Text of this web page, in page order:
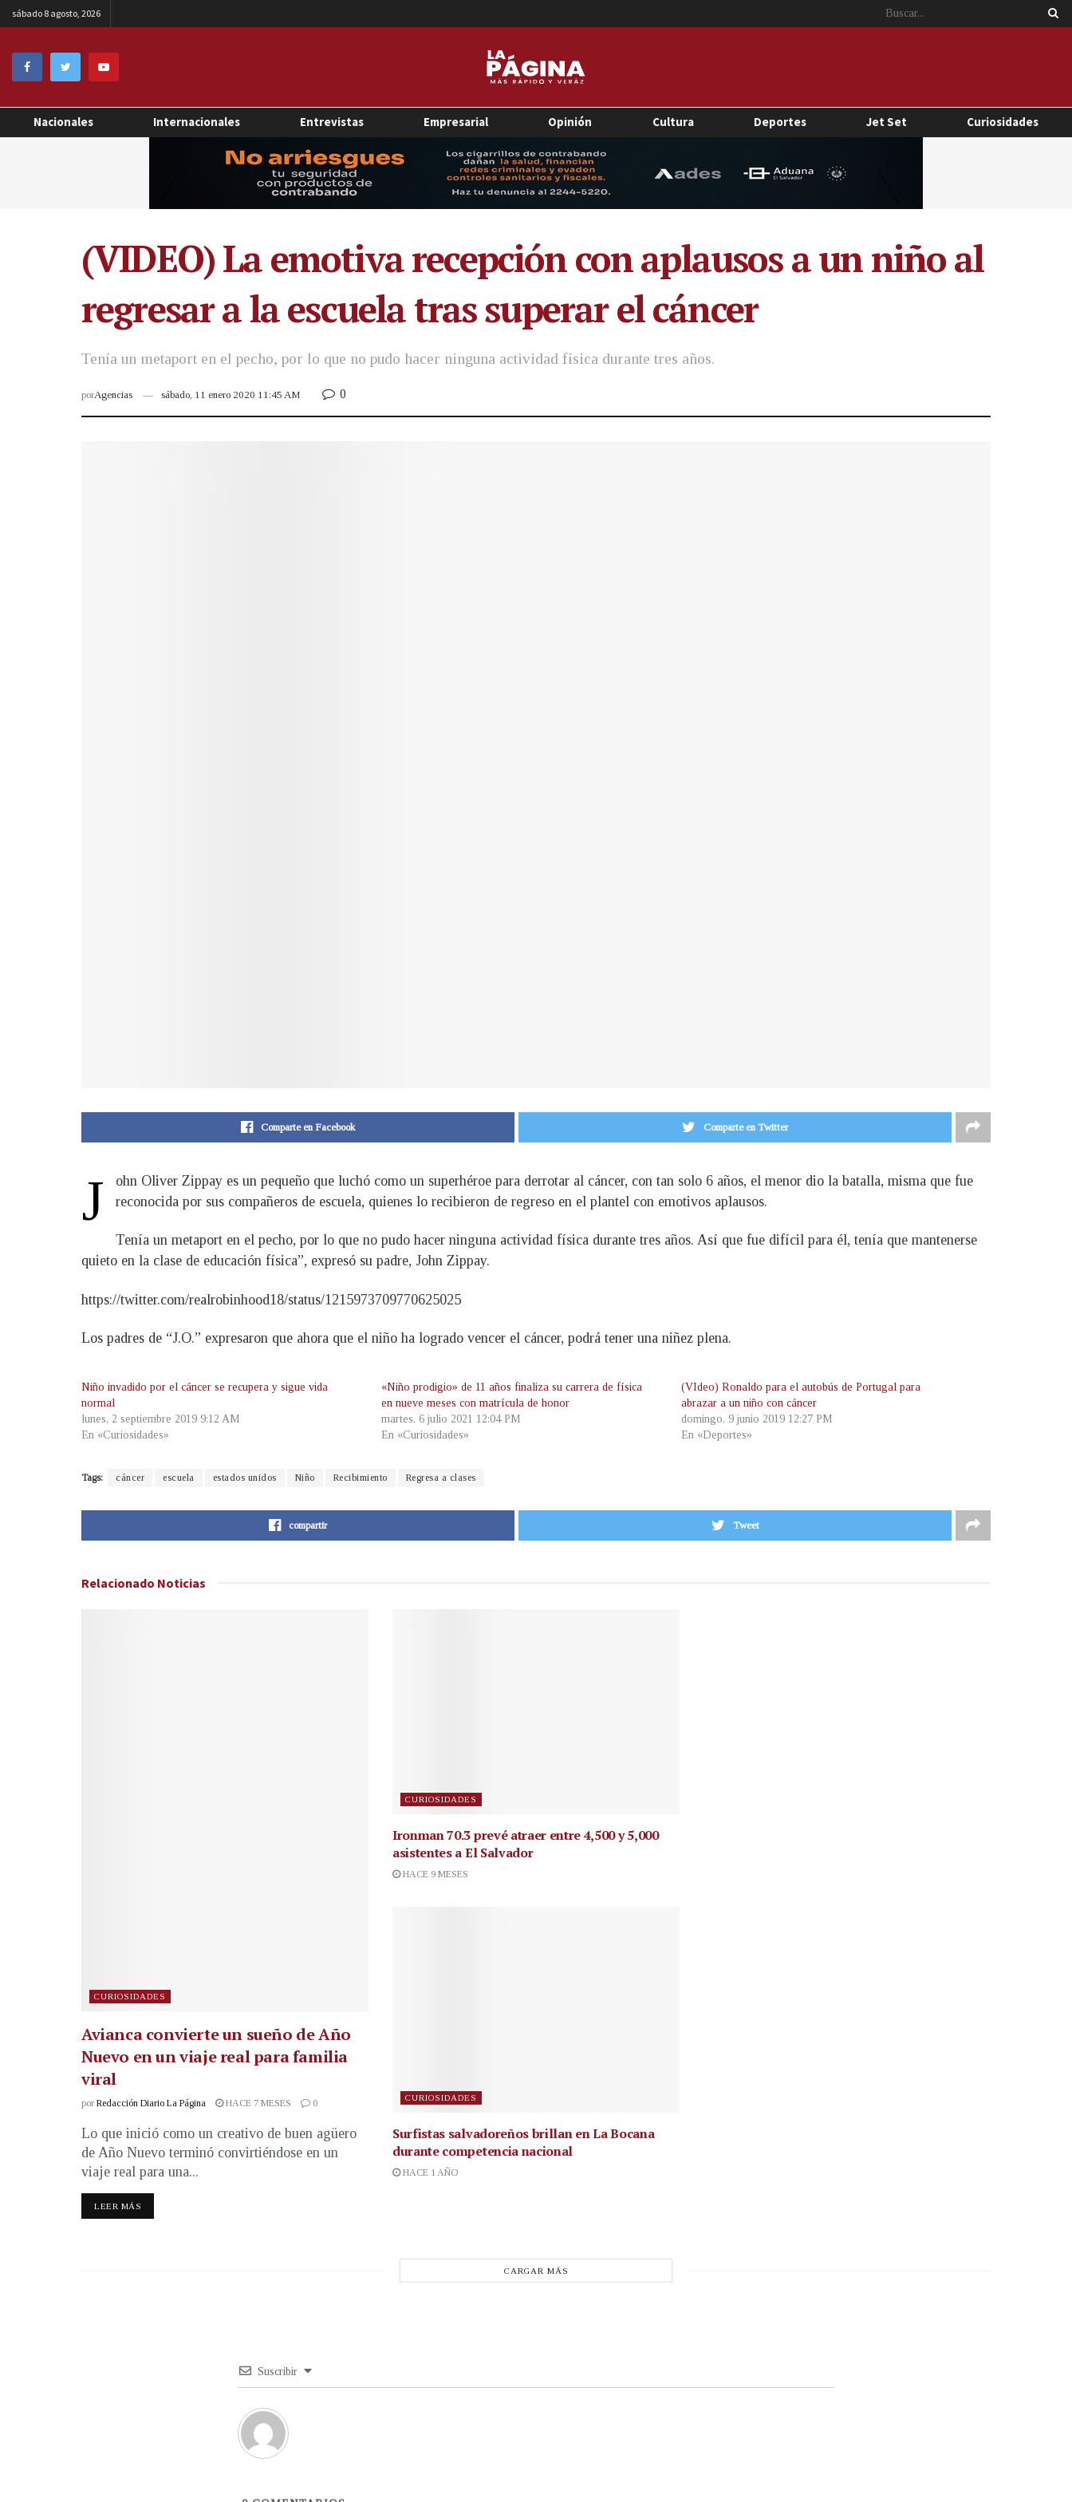
sábado 8 agosto, 2026
Nacionales Internacionales Entrevistas Empresarial Opinión Cultura Deportes Jet Set Curiosidades
(VIDEO) La emotiva recepción con aplausos a un niño al
regresar a la escuela tras superar el cáncer
Tenía un metaport en el pecho, por lo que no pudo hacer ninguna actividad física durante tres años.
porAgencias sábado, 11 enero 2020 11:45 AM 0
Comparte en Facebook Comparte en Twitter
J
ohn Oliver Zippay es un pequeño que luchó como un superhéroe para derrotar al cáncer, con tan solo 6 años, el menor dio la batalla, misma que fue
reconocida por sus compañeros de escuela, quienes lo recibieron de regreso en el plantel con emotivos aplausos.
Tenía un metaport en el pecho, por lo que no pudo hacer ninguna actividad física durante tres años. Así que fue difícil para él, tenía que mantenerse
quieto en la clase de educación física”, expresó su padre, John Zippay.
https://twitter.com/realrobinhood18/status/1215973709770625025
Los padres de “J.O.” expresaron que ahora que el niño ha logrado vencer el cáncer, podrá tener una niñez plena.
Niño invadido por el cáncer se recupera y sigue vida
normal
lunes, 2 septiembre 2019 9:12 AM
En «Curiosidades»
«Niño prodigio» de 11 años finaliza su carrera de física
en nueve meses con matrícula de honor
martes, 6 julio 2021 12:04 PM
En «Curiosidades»
(VIdeo) Ronaldo para el autobús de Portugal para
abrazar a un niño con cáncer
domingo, 9 junio 2019 12:27 PM
En «Deportes»
Tags: cáncer escuela estados unidos Niño Recibimiento Regresa a clases
compartir Tweet
Relacionado Noticias
CURIOSIDADES
Avianca convierte un sueño de Año
Nuevo en un viaje real para familia
viral
por Redacción Diario La Página HACE 7 MESES 0
Lo que inició como un creativo de buen agüero
de Año Nuevo terminó convirtiéndose en un
viaje real para una...
LEER MÁS
CURIOSIDADES
Ironman 70.3 prevé atraer entre 4,500 y 5,000
asistentes a El Salvador
HACE 9 MESES
CURIOSIDADES
Surfistas salvadoreños brillan en La Bocana
durante competencia nacional
HACE 1 AÑO
CARGAR MÁS
Suscribir